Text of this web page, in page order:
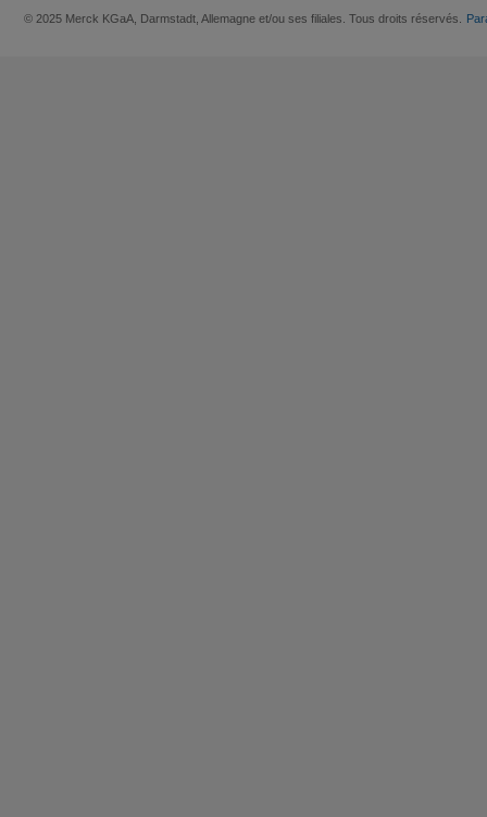
© 2025 Merck KGaA, Darmstadt, Allemagne et/ou ses filiales. Tous droits réservés.